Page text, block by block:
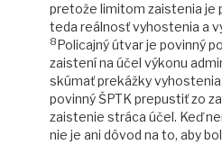
pretože limitom zaistenia je
teda reálnosť vyhostenia a
8Policajný útvar je povinný
zaistení na účel výkonu
skúmať prekážky
povinný ŠPTK prepustiť zo
zaistenie stráca účel. Keď
nie je ani dôvod na to, aby